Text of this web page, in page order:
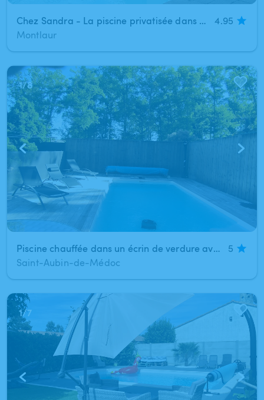
Chez Sandra - La piscine privatisée dans un écrin de verdure
4.95
Montlaur
1/8
Piscine chauffée dans un écrin de verdure avec bar et terrasse couverte donnant sur la piscine
5
Saint-Aubin-de-Médoc
1/7